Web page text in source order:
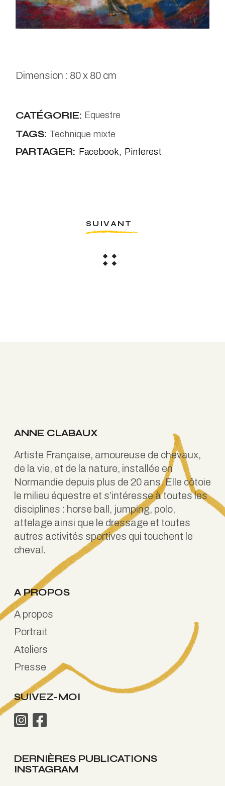
Dimension : 80 x 80 cm
CATÉGORIE: Equestre
TAGS: Technique mixte
PARTAGER: Facebook Pinterest
SUIVANT
ANNE CLABAUX
Artiste Française, amoureuse de chevaux,
de la vie, et de la nature, installée en
Normandie depuis plus de 20 ans. Elle côtoie
le milieu équestre et s’intéresse à toutes les
disciplines : horse ball, jumping, polo,
attelage ainsi que le dressage et toutes
autres activités sportives qui touchent le
cheval.
A PROPOS
A propos
Portrait
Ateliers
Presse
SUIVEZ-MOI
DERNIÈRES PUBLICATIONS
INSTAGRAM